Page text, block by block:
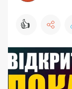
👍